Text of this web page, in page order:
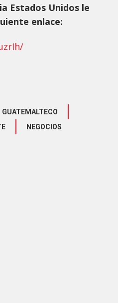
Estados Unidos le
enlace:
GUATEMALTECO
NEGOCIOS